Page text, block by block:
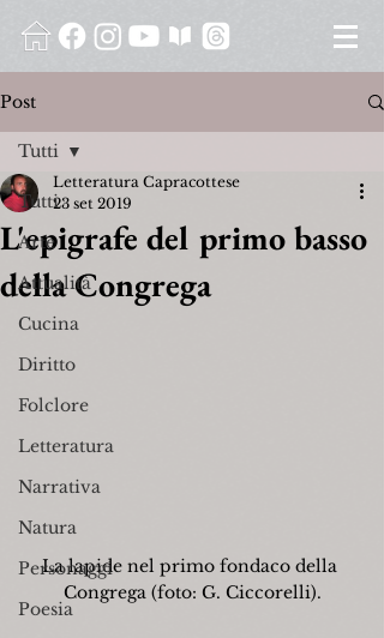
Post
Tutti
Arte
Attualità
Cucina
Diritto
Folclore
Letteratura
Narrativa
Natura
Personaggi
Poesia
Tutti
L'epigrafe del primo basso
della Congrega
Letteratura Capracottese
23 set 2019
La lapide nel primo fondaco della
Congrega (foto: G. Ciccorelli).